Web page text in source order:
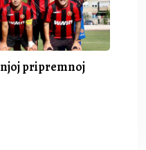
pripremnoj